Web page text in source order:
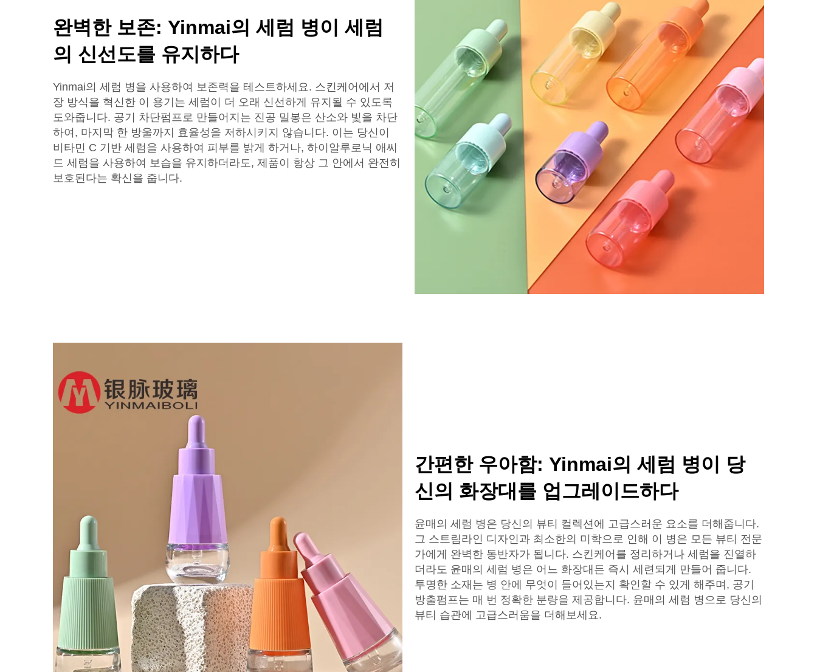
완벽한 보존: Yinmai의 세럼 병이 세럼
의 신선도를 유지하다
Yinmai의 세럼 병을 사용하여 보존력을 테스트하세요. 스킨케어에서 저
장 방식을 혁신한 이 용기는 세럼이 더 오래 신선하게 유지될 수 있도록
도와줍니다. 공기 차단펌프로 만들어지는 진공 밀봉은 산소와 빛을 차단
하여, 마지막 한 방울까지 효율성을 저하시키지 않습니다. 이는 당신이
비타민 C 기반 세럼을 사용하여 피부를 밝게 하거나, 하이알루로닉 애씨
드 세럼을 사용하여 보습을 유지하더라도, 제품이 항상 그 안에서 완전히
보호된다는 확신을 줍니다.
간편한 우아함: Yinmai의 세럼 병이 당
신의 화장대를 업그레이드하다
윤매의 세럼 병은 당신의 뷰티 컬렉션에 고급스러운 요소를 더해줍니다.
그 스트림라인 디자인과 최소한의 미학으로 인해 이 병은 모든 뷰티 전문
가에게 완벽한 동반자가 됩니다. 스킨케어를 정리하거나 세럼을 진열하
더라도 윤매의 세럼 병은 어느 화장대든 즉시 세련되게 만들어 줍니다.
투명한 소재는 병 안에 무엇이 들어있는지 확인할 수 있게 해주며, 공기
방출펌프는 매 번 정확한 분량을 제공합니다. 윤매의 세럼 병으로 당신의
뷰티 습관에 고급스러움을 더해보세요.